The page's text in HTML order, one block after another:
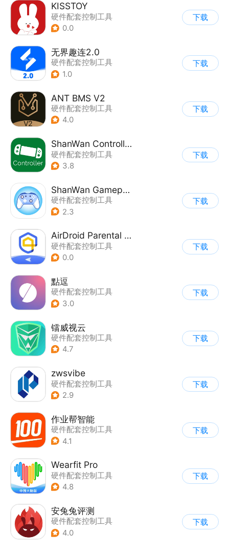
KISSTOY
硬件配套控制工具
0.0
下载
无界趣连2.0
硬件配套控制工具
1.0
下载
ANT BMS V2
硬件配套控制工具
4.0
下载
ShanWan Controller
硬件配套控制工具
3.8
下载
ShanWan Gamepad
硬件配套控制工具
2.3
下载
AirDroid Parental Control
硬件配套控制工具
0.0
下载
點逗
硬件配套控制工具
3.0
下载
镭威视云
硬件配套控制工具
| 视频监控
4.7
下载
zwsvibe
硬件配套控制工具
2.9
下载
作业帮智能
硬件配套控制工具
4.1
下载
Wearfit Pro
硬件配套控制工具
4.8
下载
安兔兔评测
硬件配套控制工具
4.0
下载